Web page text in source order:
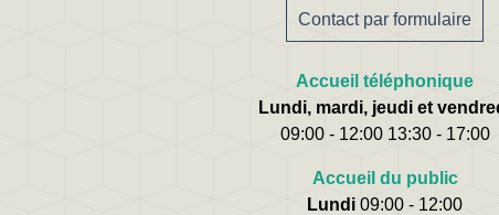
Contact par formulaire
Accueil téléphonique
Lundi, mardi, jeudi et
09:00 - 12:00 13:30 - 17:00
Accueil du public
Lundi09:00 - 12:00